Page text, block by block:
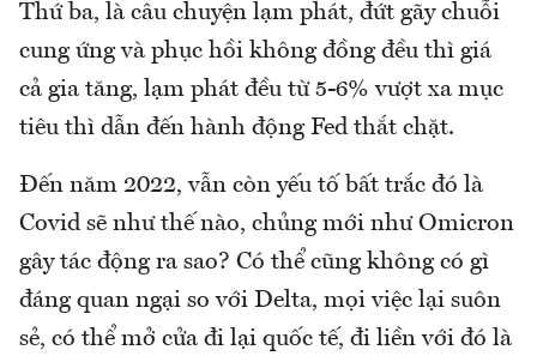
Thứ ba, là câu chuyện lạm phát, đứt gãy chuỗi
cung ứng và phục hồi không đồng đều thì giá
cả gia tăng, lạm phát đều từ 5-6% vượt xa mục
tiêu thì dẫn đến hành động Fed thắt chặt.
Đến năm 2022, vẫn còn yếu tố bất trắc đó là
Covid sẽ như thế nào, chủng mới như Omicron
gây tác động ra sao? Có thể cũng không có gì
đáng quan ngại so với Delta, mọi việc lại suôn
sẻ, có thể mở cửa đi lại quốc tế, đi liền với đó là